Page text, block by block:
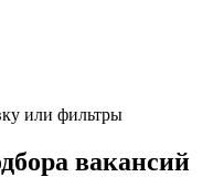
или фильтры
вакансий